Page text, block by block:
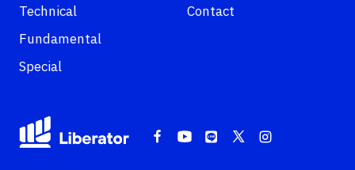
Technical
Fundamental
Special
Contact